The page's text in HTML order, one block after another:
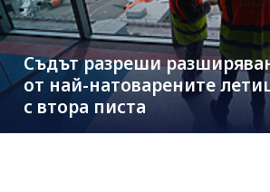
Съдът разреши
от най-натоварените
с втора писта